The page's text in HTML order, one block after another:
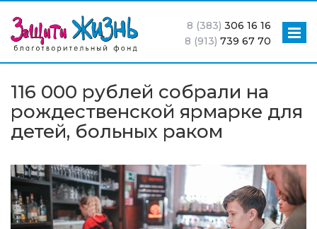
8 (383) 306 16 16
8 (913) 739 67 70
116 000 рублей собрали на
рождественской ярмарке для
детей, больных раком